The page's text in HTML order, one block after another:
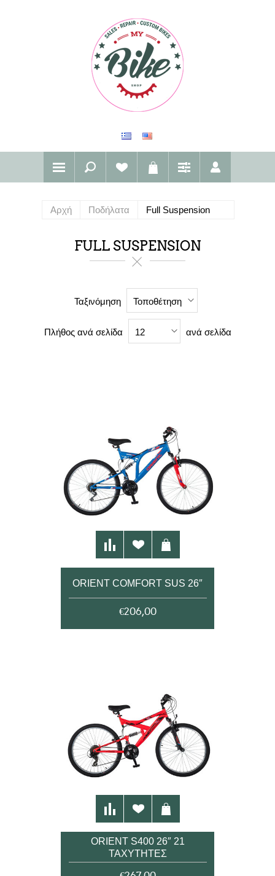
Αρχή Ποδήλατα Full Suspension
FULL SUSPENSION
Ταξινόμηση Τοποθέτηση
Πλήθος ανά σελίδα 12 ανά σελίδα
ORIENT COMFORT SUS 26″
€206,00
ORIENT S400 26″ 21
ΤΑΧΥΤΗΤΕΣ